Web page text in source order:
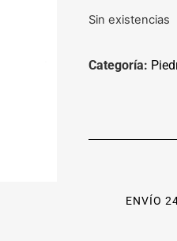
Sin existencias
Categoría:
ENVÍO